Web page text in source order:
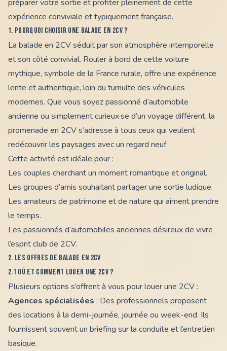
préparer votre sortie et profiter pleinement de cette
expérience conviviale et typiquement française.
1. Pourquoi choisir une balade en 2CV ?
La balade en 2CVséduit par son atmosphère intemporelle
et son côté convivial. Rouler à bord de cette voiture
mythique, symbole de la France rurale, offre une expérience
lente et authentique, loin du tumulte des véhicules
modernes. Que vous soyez passionné d’automobile
ancienne ou simplement curieux·se d’un voyage différent, la
promenade en 2CV s’adresse à tous ceux qui veulent
redécouvrir les paysages avec un regard neuf.
Cette activité est idéale pour :
Les couples cherchant un moment romantique et original.
Les groupes d’amis souhaitant partager une sortie ludique.
Les amateurs de patrimoine et de nature qui aiment prendre
le temps.
Les passionnés d’automobiles anciennes désireux de vivre
l’espritclub de 2CV.
2. Les offres de balade en 2CV
2.1 Où et comment louer une 2CV ?
Plusieurs options s’offrent à vous pour louer une 2CV :
Agences spécialisées : Des professionnels proposent
des locations à la demi-journée, journée ou week-end. Ils
fournissent souvent un briefing sur la conduite et l’entretien
basique.